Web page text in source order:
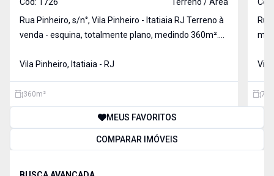
Rua Pinheiro, s/n°, Vila Pinheiro - Itatiaia RJ Terreno à
venda - esquina, totalmente plano, medindo 360m².
totalmente plano, já cercado em dois lados frontais e
Vila Pinheiro, Itatiaia - RJ
360m²
Rua
Vila
700
MEUS FAVORITOS
COMPARAR IMÓVEIS